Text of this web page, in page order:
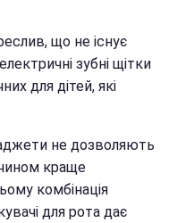
що не існує
зубні щітки
для дітей, які
не дозволяють
краще
комбінація
для рота дає